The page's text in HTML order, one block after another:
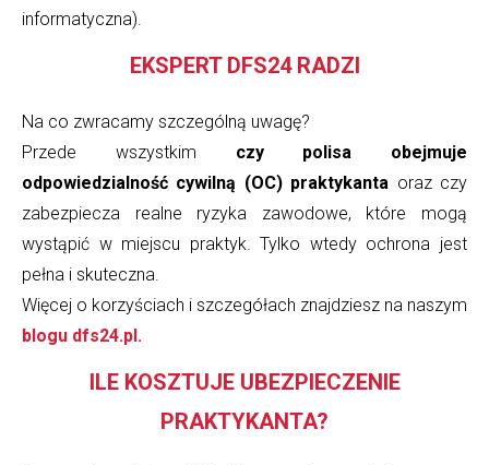
informatyczna).
EKSPERT DFS24 RADZI
Na co zwracamy szczególną uwagę?
Przede wszystkim czy polisa obejmuje
odpowiedzialność cywilną (OC) praktykanta oraz czy
zabezpiecza realne ryzyka zawodowe, które mogą
wystąpić w miejscu praktyk. Tylko wtedy ochrona jest
pełna i skuteczna.
Więcej o korzyściach i szczegółach znajdziesz na naszym
blogu dfs24.pl.
ILE KOSZTUJE UBEZPIECZENIE
PRAKTYKANTA?